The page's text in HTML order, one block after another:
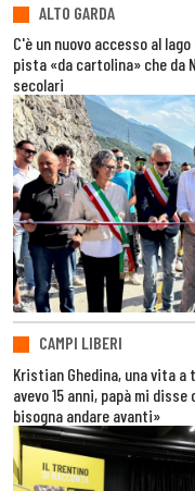
ALTO GARDA
C'è un nuovo accesso al
pista «da cartolina» che da
secolari
CAMPI LIBERI
Kristian Ghedina, una vita a
avevo 15 anni, papà mi
bisogna andare avanti»